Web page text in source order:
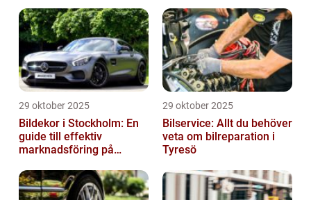
29 oktober 2025
Bildekor i Stockholm: En
guide till effektiv
marknadsföring på
29 oktober 2025
Bilservice: Allt du behöver
veta om bilreparation i
Tyresö